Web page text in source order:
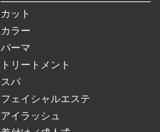
カット
カラー
パーマ
トリートメント
スパ
フェイシャルエステ
アイラッシュ